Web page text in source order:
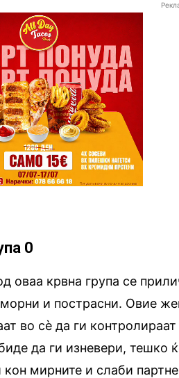
0
оваа крвна група се
и пострасни. Овие
во сѐ да ги
да ги изневери,
мирните и слаби